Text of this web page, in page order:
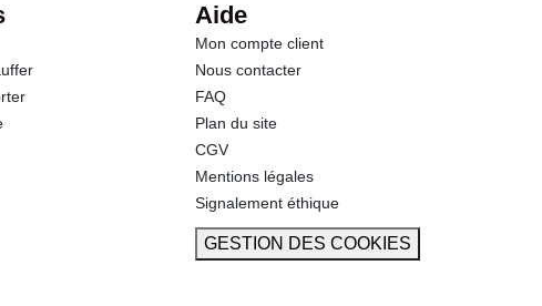
Aide
Mon compte client
Nous contacter
FAQ
Plan du site
CGV
Mentions légales
Signalement éthique
GESTION DES COOKIES